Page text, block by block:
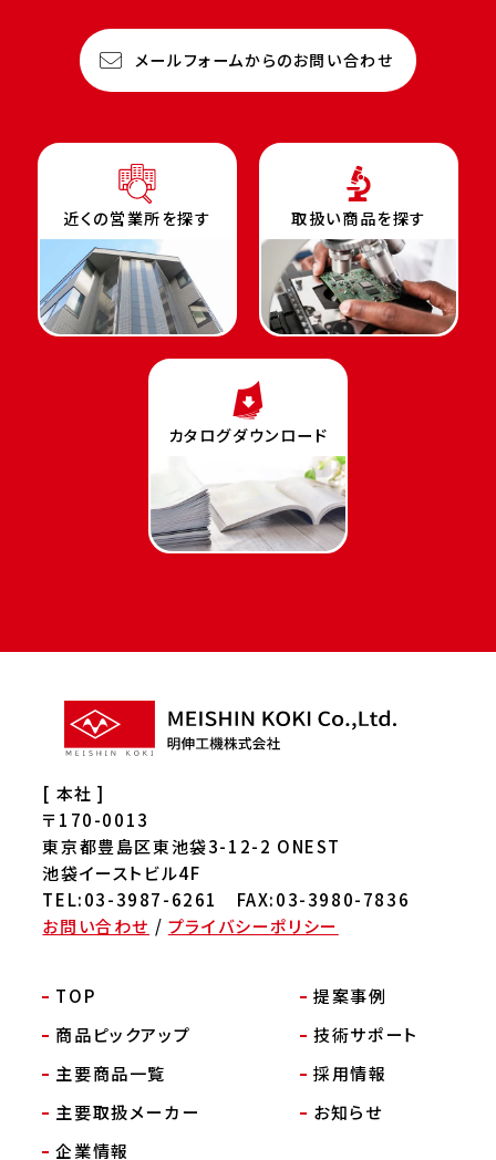
メールフォームからのお問い合わせ
近くの営業所を探す 取扱い商品を探す
カタログダウンロード
[ 本社 ]
〒170-0013
東京都豊島区東池袋3-12-2 ONEST
池袋イーストビル4F
TEL:03-3987-6261 FAX:03-3980-7836
お問い合わせ / プライバシーポリシー
TOP
提案事例
商品ピックアップ
技術サポート
主要商品一覧
採用情報
主要取扱メーカー
お知らせ
企業情報